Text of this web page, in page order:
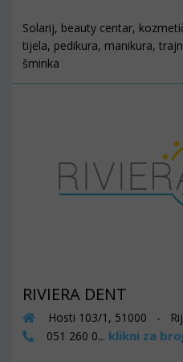
Solarij, beauty centar,
tijela, pedikura, manikura,
šminka
RIVIERA DENT
Hosti 103/1, 51000 -
051 260 0... klikni za broj